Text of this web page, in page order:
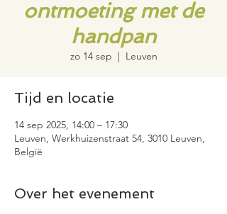
ontmoeting met de
handpan
zo 14 sep
  |
Leuven
Tijd en locatie
14 sep 2025, 14:00 – 17:30
Leuven, Werkhuizenstraat 54, 3010 Leuven,
België
Over het evenement